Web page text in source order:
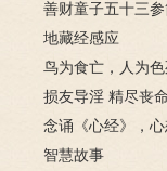
善财童子五十三参
地藏经感应
鸟为食亡，人为
损友导淫 精尽丧命
念诵《心经》，
成
智慧故事